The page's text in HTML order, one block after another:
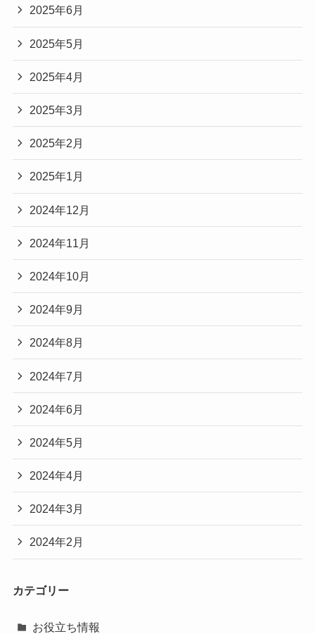
2025年6月
2025年5月
2025年4月
2025年3月
2025年2月
2025年1月
2024年12月
2024年11月
2024年10月
2024年9月
2024年8月
2024年7月
2024年6月
2024年5月
2024年4月
2024年3月
2024年2月
カテゴリー
お役立ち情報